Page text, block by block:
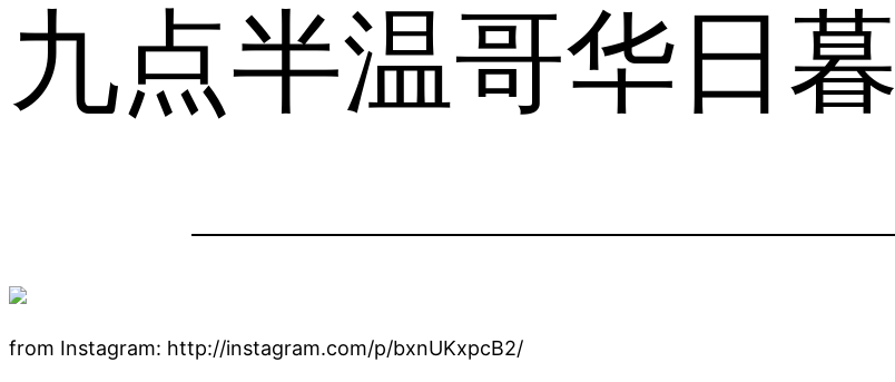
九点半温哥华日暮
from Instagram: http://instagram.com/p/bxnUKxpcB2/